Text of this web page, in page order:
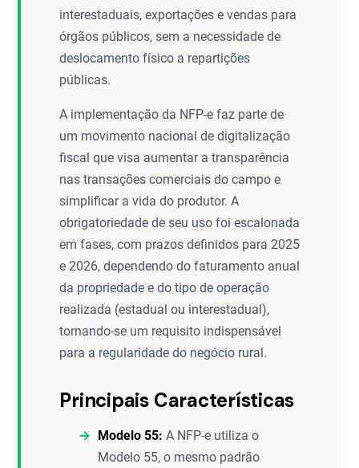
interestaduais, exportações e vendas para
órgãos públicos, sem a necessidade de
deslocamento físico a repartições
públicas.
A implementação da NFP-e faz parte de
um movimento nacional de digitalização
fiscal que visa aumentar a transparência
nas transações comerciais do campo e
simplificar a vida do produtor. A
obrigatoriedade de seu uso foi escalonada
em fases, com prazos definidos para 2025
e 2026, dependendo do faturamento anual
da propriedade e do tipo de operação
realizada (estadual ou interestadual),
tornando-se um requisito indispensável
para a regularidade do negócio rural.
Principais Características
Modelo 55: A NFP-e utiliza o
Modelo 55, o mesmo padrão